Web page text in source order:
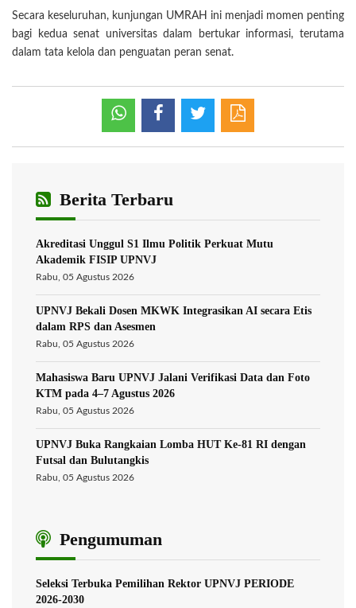
Secara keseluruhan, kunjungan UMRAH ini menjadi momen penting
bagi kedua senat universitas dalam bertukar informasi, terutama
dalam tata kelola dan penguatan peran senat.
Berita Terbaru
Akreditasi Unggul S1 Ilmu Politik Perkuat Mutu
Akademik FISIP UPNVJ
Rabu, 05 Agustus 2026
UPNVJ Bekali Dosen MKWK Integrasikan AI secara Etis
dalam RPS dan Asesmen
Rabu, 05 Agustus 2026
Mahasiswa Baru UPNVJ Jalani Verifikasi Data dan Foto
KTM pada 4–7 Agustus 2026
Rabu, 05 Agustus 2026
UPNVJ Buka Rangkaian Lomba HUT Ke-81 RI dengan
Futsal dan Bulutangkis
Rabu, 05 Agustus 2026
Pengumuman
Seleksi Terbuka Pemilihan Rektor UPNVJ PERIODE
2026-2030